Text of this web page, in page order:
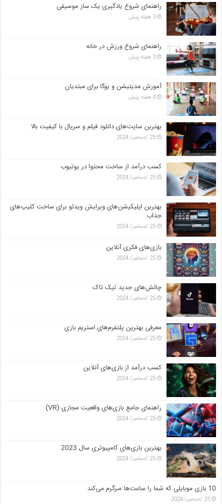
راهنمای شروع یادگیری یک ساز موسیقی
3 هفته پیش
راهنمای شروع ورزش در خانه
3 هفته پیش
آموزش مدیتیشن و یوگا برای مبتدیان
4 هفته پیش
بهترین سایت‌های دانلود فیلم و سریال با کیفیت بالا
25 /دسامبر/ 2024
کسب درآمد از ساخت محتوا در یوتیوب
25 /دسامبر/ 2024
بهترین اپلیکیشن‌های ویرایش ویدئو برای ساخت کلیپ‌های
جذاب
25 /دسامبر/ 2024
بازی‌های فکری آنلاین
25 /دسامبر/ 2024
چالش‌های جدید تیک تاک
25 /دسامبر/ 2024
معرفی بهترین پلتفرم‌های استریم بازی
25 /دسامبر/ 2024
کسب درآمد از بازی‌های آنلاین
25 /دسامبر/ 2024
راهنمای جامع بازی‌های واقعیت مجازی (VR)
25 /دسامبر/ 2024
بهترین بازی‌های کامپیوتری سال 2023
25 /دسامبر/ 2024
10 بازی موبایلی که شما را ساعت‌ها سرگرم می‌کند
25 /دسامبر/ 2024